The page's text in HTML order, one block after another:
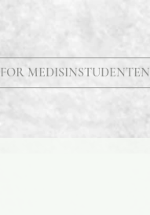
FOR MEDISINSTUDENTEN